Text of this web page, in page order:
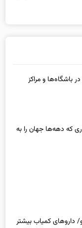
و مراکز
که دهه‌ها جهان را به
در کدام گروه‌های